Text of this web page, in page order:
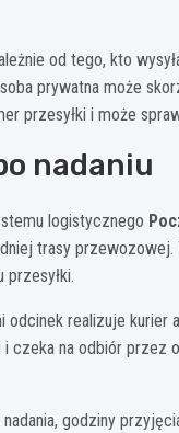
od tego, kto
prywatna może
przesyłki i może
nadaniu
logistycznego
trasy
przesyłki.
realizuje
czeka na odbiór
godziny